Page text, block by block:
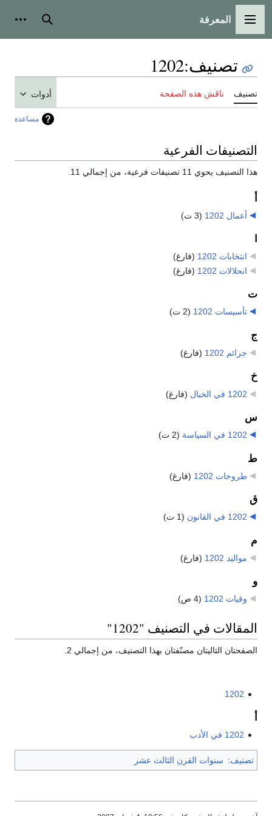
القائمة الرئيسية
المعرفة بحث
تصنيف:
1202
تصنيف ناقش هذه الصفحة أدوات
مساعدة
التصنيفات الفرعية
هذا التصنيف يحوي 11 تصنيفات فرعية، من إجمالي 11.
أعمال 1202 (3 ت)
انتخابات 1202
(فارغ)
انحلالات 1202
(فارغ)
ت
تأسيسات 1202 (2 ت)
ج
جرائم 1202 (فارغ)
خ
1202 في الخيال (فارغ)
س
1202 في السياسة (2 ت)
ط
طروحات 1202 (فارغ)
ق
1202 في القانون (1 ت)
م
مواليد 1202 (فارغ)
و
وفيات 1202 (4 ص)
المقالات في التصنيف "1202"
الصفحتان التاليتان مصنّفتان بهذا التصنيف، من إجمالي 2.
1202
1202 في الأدب
تصنيف: سنوات القرن الثالث عشر